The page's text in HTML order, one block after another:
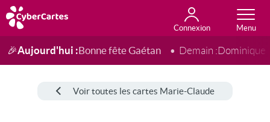
Connexion
Anniversaire
Fête du jour
Amour
Amitié
Merci
Toutes les cartes
🎉Aujourd'hui :Bonne fête Gaétan Demain :Dominique
Voir toutes les cartes Marie-Claude